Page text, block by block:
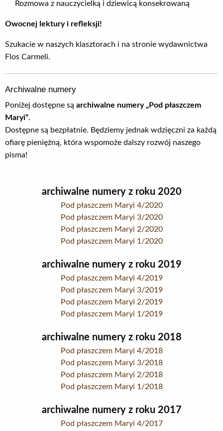
Rozmowa z nauczycielką i dziewicą konsekrowaną
Owocnej lektury i refleksji!
Szukacie w naszych klasztorach i na stronie wydawnictwa
Flos Carmeli.
Archiwalne numery
Poniżej dostępne są archiwalne numery „Pod płaszczem
Maryi”.
Dostępne są bezpłatnie. Będziemy jednak wdzięczni za każdą
ofiarę pieniężną, która wspomoże dalszy rozwój naszego
pisma!
archiwalne numery z roku 2020
Pod płaszczem Maryi 4/2020
Pod płaszczem Maryi 3/2020
Pod płaszczem Maryi 2/2020
Pod płaszczem Maryi 1/2020
archiwalne numery z roku 2019
Pod płaszczem Maryi 4/2019
Pod płaszczem Maryi 3/2019
Pod płaszczem Maryi 2/2019
Pod płaszczem Maryi 1/2019
archiwalne numery z roku 2018
Pod płaszczem Maryi 4/2018
Pod płaszczem Maryi 3/2018
Pod płaszczem Maryi 2/2018
Pod płaszczem Maryi 1/2018
archiwalne numery z roku 2017
Pod płaszczem Maryi 4/2017